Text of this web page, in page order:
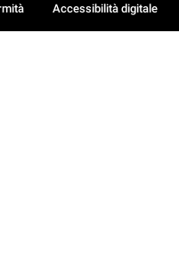
Accessibilità digitale